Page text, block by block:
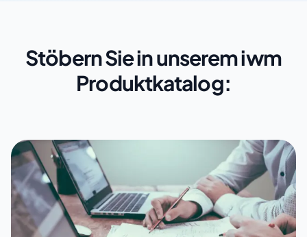
Stöbern Sie in unserem iwm
Produktkatalog: